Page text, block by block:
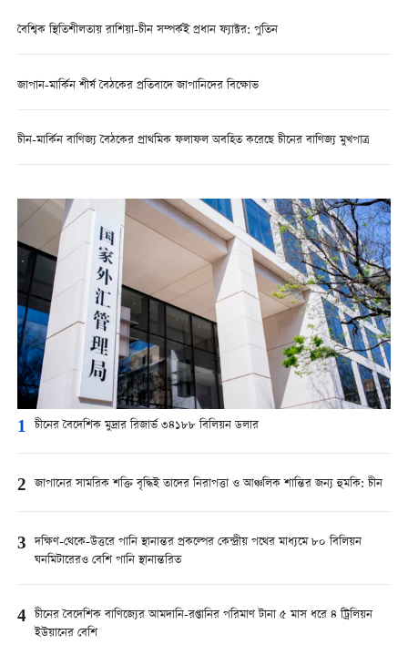
বৈশ্বিক স্থিতিশীলতায় রাশিয়া-চীন সম্পর্কই প্রধান ফ্যাক্টর: পুতিন
জাপান-মার্কিন শীর্ষ বৈঠকের প্রতিবাদে জাপানিদের বিক্ষোভ
চীন-মার্কিন বাণিজ্য বৈঠকের প্রাথমিক ফলাফল অবহিত করেছে চীনের বাণিজ্য মুখপাত্র
1 চীনের বৈদেশিক মুদ্রার রিজার্ভ ৩৪১৮৮ বিলিয়ন ডলার
2 জাপানের সামরিক শক্তি বৃদ্ধিই তাদের নিরাপত্তা ও আঞ্চলিক শান্তির জন্য হুমকি: চীন
3 দক্ষিণ-থেকে-উত্তরে পানি স্থানান্তর প্রকল্পের কেন্দ্রীয় পথের মাধ্যমে ৮০ বিলিয়ন
ঘনমিটারেরও বেশি পানি স্থানান্তরিত
4 চীনের বৈদেশিক বাণিজ্যের আমদানি-রপ্তানির পরিমাণ টানা ৫ মাস ধরে ৪ ট্রিলিয়ন
ইউয়ানের বেশি